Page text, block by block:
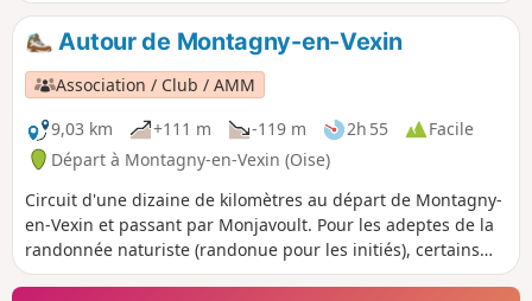
Autour de Montagny-en-Vexin
Association / Club / AMM
9,03 km
+111 m -119 m 2h 55
Facile
Départ à Montagny-en-Vexin (Oise)
Circuit d'une dizaine de kilomètres au départ de Montagny-
en-Vexin et passant par Monjavoult. Pour les adeptes de la
randonnée naturiste (randonue pour les initiés), certains
tronçons de ce parcours peuvent être parcourus en nudité